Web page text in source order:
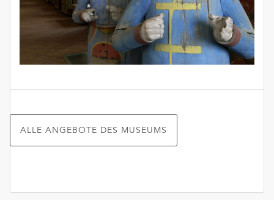
unserer
Datenschutzerklärung
Impressum
ALLE ANGEBOTE DES MUSEUMS